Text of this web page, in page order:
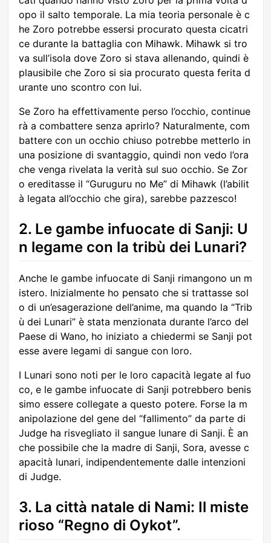
opo il salto temporale. La mia teoria personale è c
he Zoro potrebbe essersi procurato questa cicatri
ce durante la battaglia con Mihawk. Mihawk si tro
va sull’isola dove Zoro si stava allenando, quindi è
plausibile che Zoro si sia procurato questa ferita d
urante uno scontro con lui.
Se Zoro ha effettivamente perso l’occhio, continue
rà a combattere senza aprirlo? Naturalmente, com
battere con un occhio chiuso potrebbe metterlo in
una posizione di svantaggio, quindi non vedo l’ora
che venga rivelata la verità sul suo occhio. Se Zor
o ereditasse il “Guruguru no Me” di Mihawk (l’abilit
à legata all’occhio che gira), sarebbe pazzesco!
2. Le gambe infuocate di Sanji: U
n legame con la tribù dei Lunari?
Anche le gambe infuocate di Sanji rimangono un m
istero. Inizialmente ho pensato che si trattasse sol
o di un’esagerazione dell’anime, ma quando la “Trib
ù dei Lunari” è stata menzionata durante l’arco del
Paese di Wano, ho iniziato a chiedermi se Sanji pot
esse avere legami di sangue con loro.
I Lunari sono noti per le loro capacità legate al fuo
co, e le gambe infuocate di Sanji potrebbero benis
simo essere collegate a questo potere. Forse la m
anipolazione del gene del “fallimento” da parte di
Judge ha risvegliato il sangue lunare di Sanji. È an
che possibile che la madre di Sanji, Sora, avesse c
apacità lunari, indipendentemente dalle intenzioni
di Judge.
3. La città natale di Nami: Il miste
rioso “Regno di Oykot”.